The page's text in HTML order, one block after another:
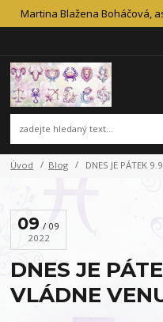
Martina Blažena Boháčová,
Úvod Blog DNES JE PÁTEK
09
09
2022
DNES JE
VLÁDNE